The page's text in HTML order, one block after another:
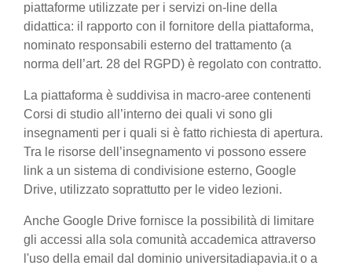
piattaforme utilizzate per i servizi on-line della
didattica: il rapporto con il fornitore della piattaforma,
nominato responsabili esterno del trattamento (a
norma dell’art. 28 del RGPD) è regolato con contratto.
La piattaforma è suddivisa in macro-aree contenenti
Corsi di studio all’interno dei quali vi sono gli
insegnamenti per i quali si è fatto richiesta di apertura.
Tra le risorse dell’insegnamento vi possono essere
link a un sistema di condivisione esterno, Google
Drive, utilizzato soprattutto per le video lezioni.
Anche Google Drive fornisce la possibilità di limitare
gli accessi alla sola comunità accademica attraverso
l'uso della email dal dominio universitadiapavia.it o a